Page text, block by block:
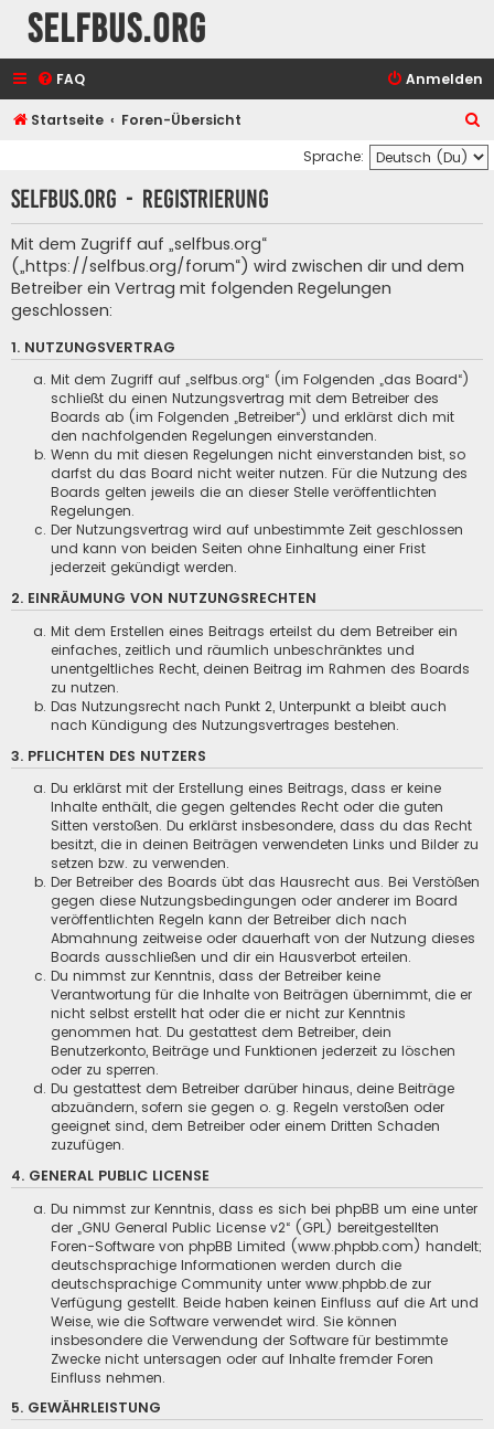
selfbus.org
FAQ Anmelden
Startseite Foren-Übersicht
u
c
Sprache:
selfbus.org - Registrierung
Mit dem Zugriff auf „selfbus.org“
(„https://selfbus.org/forum“) wird zwischen dir und dem
Betreiber ein Vertrag mit folgenden Regelungen
geschlossen:
1. NUTZUNGSVERTRAG
Mit dem Zugriff auf „selfbus.org“ (im Folgenden „das Board“)
schließt du einen Nutzungsvertrag mit dem Betreiber des
Boards ab (im Folgenden „Betreiber“) und erklärst dich mit
den nachfolgenden Regelungen einverstanden.
Wenn du mit diesen Regelungen nicht einverstanden bist, so
darfst du das Board nicht weiter nutzen. Für die Nutzung des
Boards gelten jeweils die an dieser Stelle veröffentlichten
Regelungen.
Der Nutzungsvertrag wird auf unbestimmte Zeit geschlossen
und kann von beiden Seiten ohne Einhaltung einer Frist
jederzeit gekündigt werden.
2. EINRÄUMUNG VON NUTZUNGSRECHTEN
Mit dem Erstellen eines Beitrags erteilst du dem Betreiber ein
einfaches, zeitlich und räumlich unbeschränktes und
unentgeltliches Recht, deinen Beitrag im Rahmen des Boards
zu nutzen.
Das Nutzungsrecht nach Punkt 2, Unterpunkt a bleibt auch
nach Kündigung des Nutzungsvertrages bestehen.
3. PFLICHTEN DES NUTZERS
Du erklärst mit der Erstellung eines Beitrags, dass er keine
Inhalte enthält, die gegen geltendes Recht oder die guten
Sitten verstoßen. Du erklärst insbesondere, dass du das Recht
besitzt, die in deinen Beiträgen verwendeten Links und Bilder zu
setzen bzw. zu verwenden.
Der Betreiber des Boards übt das Hausrecht aus. Bei Verstößen
gegen diese Nutzungsbedingungen oder anderer im Board
veröffentlichten Regeln kann der Betreiber dich nach
Abmahnung zeitweise oder dauerhaft von der Nutzung dieses
Boards ausschließen und dir ein Hausverbot erteilen.
Du nimmst zur Kenntnis, dass der Betreiber keine
Verantwortung für die Inhalte von Beiträgen übernimmt, die er
nicht selbst erstellt hat oder die er nicht zur Kenntnis
genommen hat. Du gestattest dem Betreiber, dein
Benutzerkonto, Beiträge und Funktionen jederzeit zu löschen
oder zu sperren.
Du gestattest dem Betreiber darüber hinaus, deine Beiträge
abzuändern, sofern sie gegen o. g. Regeln verstoßen oder
geeignet sind, dem Betreiber oder einem Dritten Schaden
zuzufügen.
4. GENERAL PUBLIC LICENSE
Du nimmst zur Kenntnis, dass es sich bei phpBB um eine unter
der „GNU General Public License v2“ (GPL) bereitgestellten
Foren-Software von phpBB Limited (www.phpbb.com) handelt;
deutschsprachige Informationen werden durch die
deutschsprachige Community unter www.phpbb.de zur
Verfügung gestellt. Beide haben keinen Einfluss auf die Art und
Weise, wie die Software verwendet wird. Sie können
insbesondere die Verwendung der Software für bestimmte
Zwecke nicht untersagen oder auf Inhalte fremder Foren
Einfluss nehmen.
5. GEWÄHRLEISTUNG